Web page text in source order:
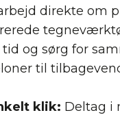
direkte om
tid og sørg for
til
klik: Deltag i